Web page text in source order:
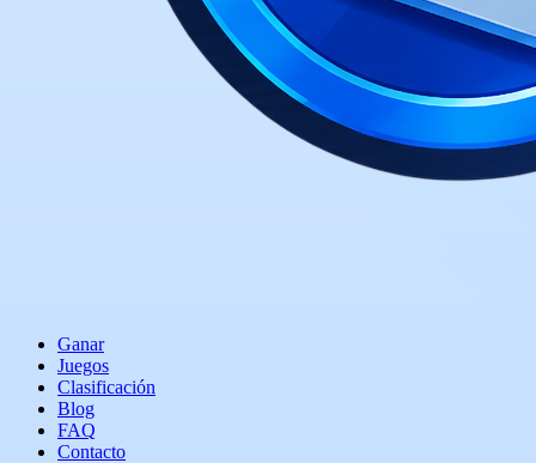
Ganar
Juegos
Clasificación
Blog
FAQ
Contacto